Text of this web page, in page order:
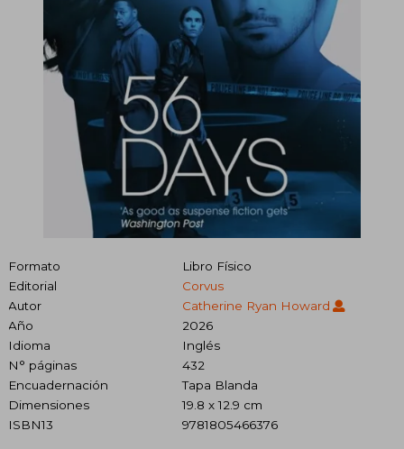
Formato
Libro Físico
Editorial
Corvus
Autor
Catherine Ryan Howard
Año
2026
Idioma
Inglés
N° páginas
432
Encuadernación
Tapa Blanda
Dimensiones
19.8 x 12.9 cm
ISBN13
9781805466376